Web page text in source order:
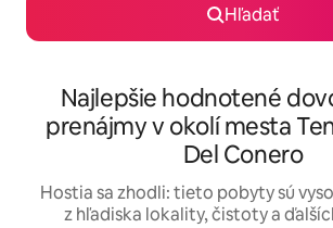
Hľadať
Najlepšie hodnotené
prenájmy v okolí mesta
Del Conero
Hostia sa zhodli: tieto pobyty sú
z hľadiska lokality, čistoty a